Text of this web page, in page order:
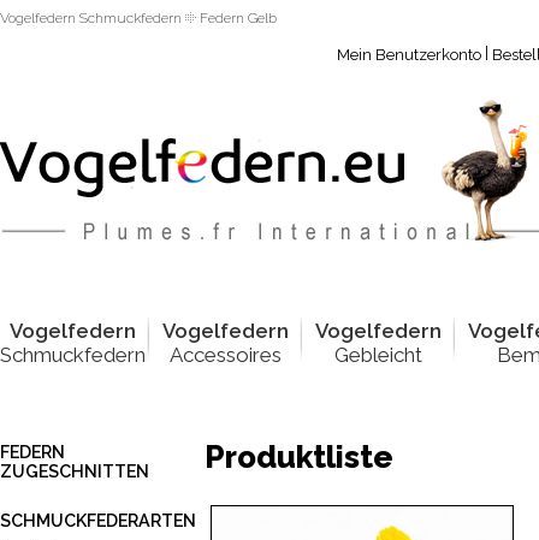
Vogelfedern Schmuckfedern Federn Gelb
Mein Benutzerkonto
Vogelfedern
Schmuckfedern
Vogelfedern
Accessoires
Vogelfedern
Gebleicht
FEDERN
ZUGESCHNITTEN
SCHMUCKFEDERARTEN
Produktliste